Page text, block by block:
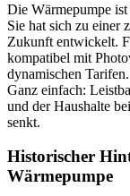
Die Wärmepumpe
Sie hat sich zu einer
Zukunft entwickelt.
kompatibel mit
dynamischen
Ganz einfach:
und der Haushalte
senkt.
Historischer
Wärmepumpe